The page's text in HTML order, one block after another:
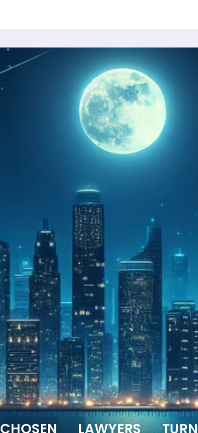
CHOSEN LAWYERS